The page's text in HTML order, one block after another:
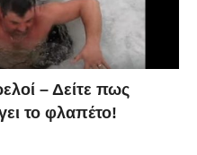
– Δείτε πως
το φλαπέτο!